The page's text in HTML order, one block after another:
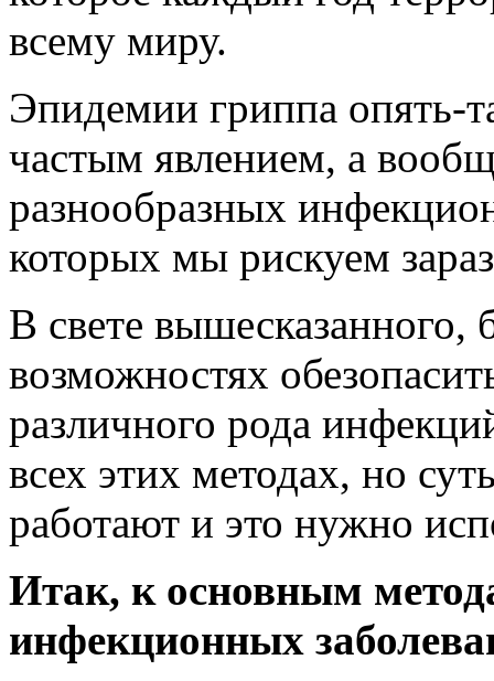
всему миру.
Эпидемии гриппа опять-
частым явлением, а
разнообразных
которых мы рискуем
В свете вышесказанного,
возможностях
различного рода
всех этих методах, но
работают и это нужно
Итак, к основным
инфекционных